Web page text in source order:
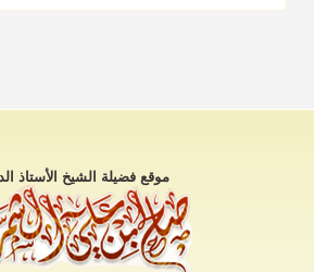
موقع فضيلة الشيخ الأستاذ